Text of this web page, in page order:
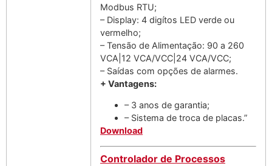
Modbus RTU;
– Display: 4 digítos LED verde ou
vermelho;
– Tensão de Alimentação: 90 a 260
VCA|12 VCA/VCC|24 VCA/VCC;
– Saídas com opções de alarmes.
+ Vantagens:
– 3 anos de garantia;
– Sistema de troca de placas.”
Download
Controlador de Processos